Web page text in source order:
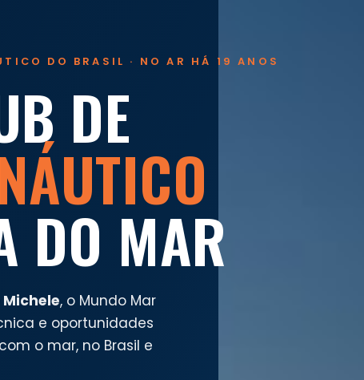
DO BRASIL · NO AR HÁ 19 ANOS
DE
DO MAR
, o Mundo Mar
e oportunidades
o mar, no Brasil e